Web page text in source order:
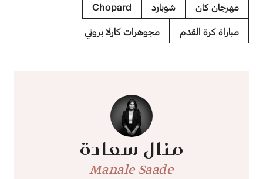
مهرجان كان شوبارد Chopard
مباراة كرة القدم مجوهرات كارلا بروني
منال سعادة
Manale Saade